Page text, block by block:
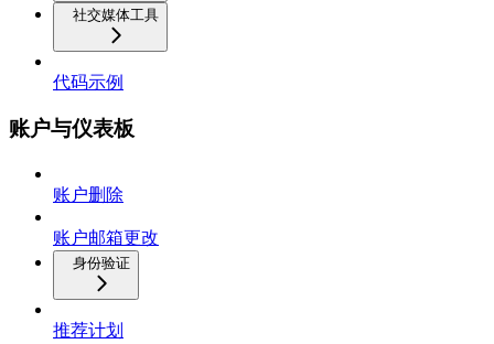
社交媒体工具
代码示例
账户与仪表板
账户删除
账户邮箱更改
身份验证
推荐计划